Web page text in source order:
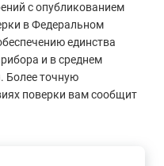
с опубликованием
в Федеральном
единства
и в среднем
Более точную
поверки вам сообщит